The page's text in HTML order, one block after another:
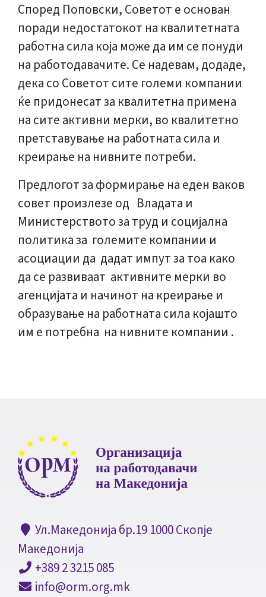
Според Поповски, Советот е основан
поради недостатокот на квалитетната
работна сила која може да им се понуди
на работодавачите. Се надевам, додаде,
дека со Советот сите големи компании
ќе придонесат за квалитетна примена
на сите активни мерки, во квалитетно
претставување на работната сила и
креирање на нивните потреби.
Предлогот за формирање на еден ваков
совет произлезе од Владата и
Министерството за труд и социјална
политика за големите компании и
асоциации да дадат импут за тоа како
да се развиваат активните мерки во
агенцијата и начинот на креирање и
образување на работната сила којашто
им е потребна на нивните компании .
Ул.Македонија бр.19 1000 Скопје
Македонија
+389 2 3215 085
info@orm.org.mk